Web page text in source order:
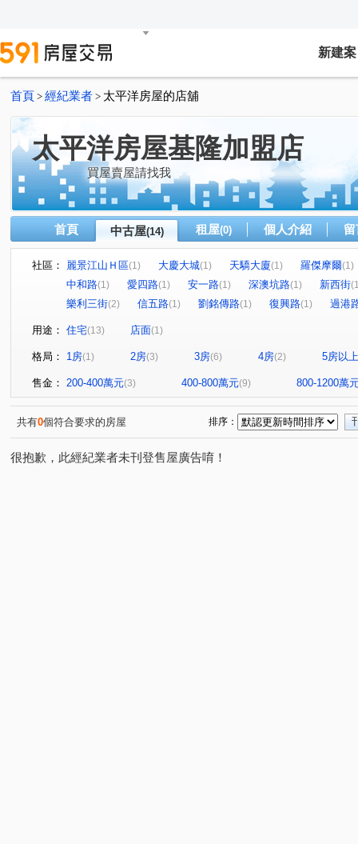
新建案
首頁 > 經紀業者 > 太平洋房屋的店舖
太平洋房屋基隆加盟店
買屋賣屋請找我
首頁 中古屋(14) 租屋(0) 個人介紹
社區： 麗景江山Ｈ區(1) 大慶大城(1) 天驕大廈(1) 羅傑摩爾(1)
中和路(1) 愛四路(1) 安一路(1) 深澳坑路(1) 新西街
樂利三街(2) 信五路(1) 劉銘傳路(1) 復興路(1) 過港
用途： 住宅(13) 店面(1)
格局： 1房(1) 2房(3) 3房(6) 4房(2) 5房以上
售金： 200-400萬元(3) 400-800萬元(9) 800-1200萬
共有0個符合要求的房屋 排序：
很抱歉，此經紀業者未刊登售屋廣告唷！